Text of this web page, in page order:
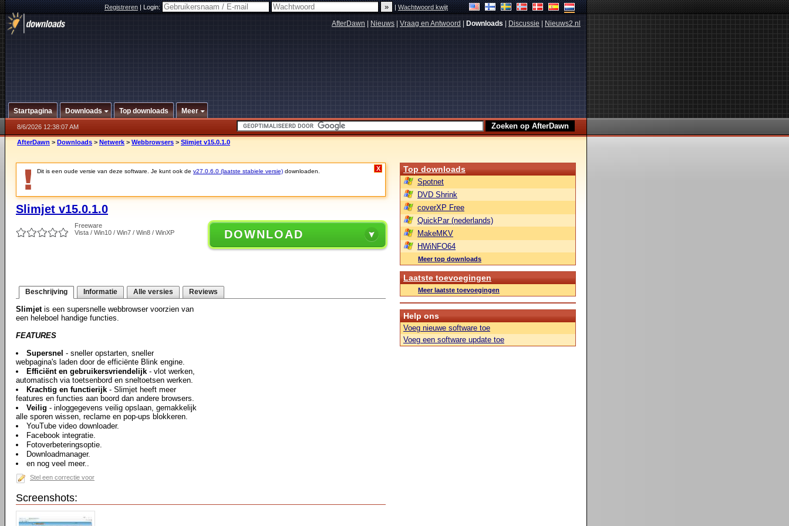
Registreren|Login: |Wachtwoord kwijt
AfterDawn Nieuws Vraag en Antwoord Downloads Discussie Nieuws2.nl
Startpagina Downloads Top downloads Meer
8/6/2026 12:38:07 AM
AfterDawn > Downloads > Netwerk > Webbrowsers > Slimjet v15.0.1.0
Dit is een oude versie van deze software. Je kunt ook de v27.0.6.0 (laatste stabiele versie) downloaden. X
Slimjet v15.0.1.0
Freeware
Vista / Win10 / Win7 / Win8 / WinXP
DOWNLOAD
Beschrijving Informatie Alle versies Reviews
Slimjetis een supersnelle webbrowser voorzien van
een heleboel handige functies.
FEATURES
Supersnel - sneller opstarten, sneller
webpagina's laden door de efficiënte Blink engine.
Efficiënt en gebruikersvriendelijk - vlot werken,
automatisch via toetsenbord en sneltoetsen werken.
Krachtig en functierijk - Slimjet heeft meer
features en functies aan boord dan andere browsers.
Veilig - inloggegevens veilig opslaan, gemakkelijk
alle sporen wissen, reclame en pop-ups blokkeren.
YouTube video downloader.
Facebook integratie.
Fotoverbeteringsoptie.
Downloadmanager.
en nog veel meer..
Stel een correctie voor
Screenshots:
Top downloads
Spotnet
DVD Shrink
coverXP Free
QuickPar (nederlands)
MakeMKV
HWiNFO64
Meer top downloads
Laatste toevoegingen
Meer laatste toevoegingen
Help ons
Voeg nieuwe software toe
Voeg een software update toe